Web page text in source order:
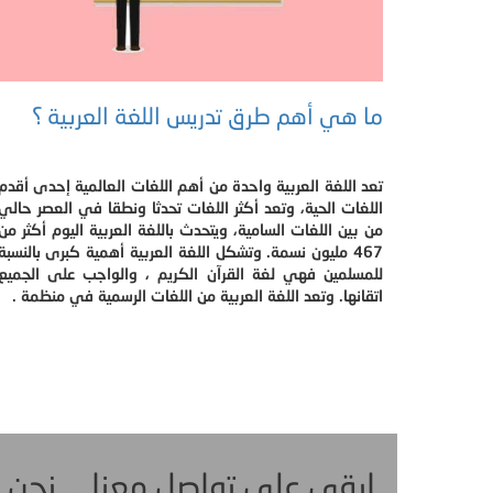
ما هي أهم طرق تدريس اللغة العربية ؟
تعد اللغة العربية واحدة من أهم اللغات العالمية إحدى أقدم
اللغات الحية، وتعد أكثر اللغات تحدثا ونطقا في العصر
من بين اللغات السامية، ويتحدث باللغة العربية اليوم أكثر
467 مليون نسمة. وتشكل اللغة العربية أهمية كبرى
للمسلمين فهي لغة القرآن الكريم ، والواجب على الجميع
اتقانها. وتعد اللغة العربية من اللغات الرسمية في منظمة .
ابقى على تواصل معنا ...